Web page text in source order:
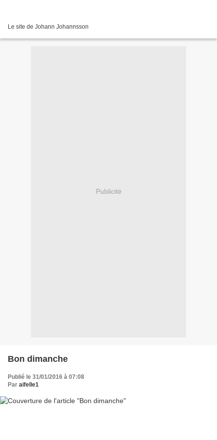
Le site de Johann Johannsson
Publicité
Bon dimanche
Publié le 31/01/2016 à 07:08
Par aifelle1